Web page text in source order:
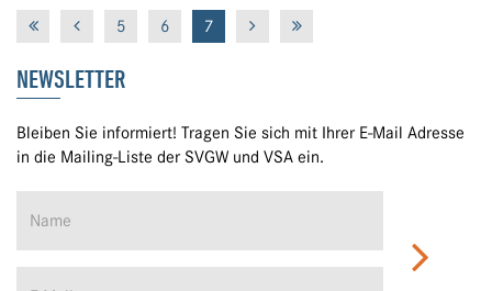
5 6 7
NEWSLETTER
Bleiben Sie informiert! Tragen Sie sich mit Ihrer E-Mail Adresse
in die Mailing-Liste der SVGW und VSA ein.